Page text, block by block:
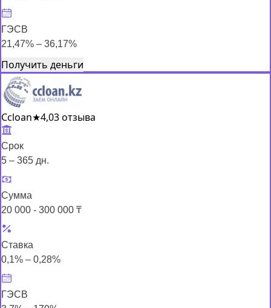
ГЭСВ
21,47% – 36,17%
Получить деньги
Ccloan★4,03 отзыва
Срок
5 – 365 дн.
Сумма
20 000 - 300 000 ₸
Ставка
0,1% – 0,28%
ГЭСВ